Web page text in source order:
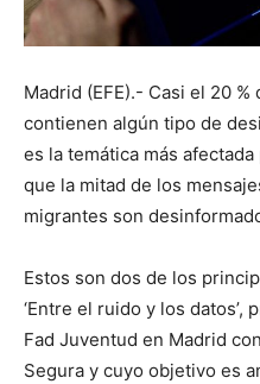
Madrid (EFE).- Casi el 20
contienen algún tipo de
es la temática más
que la mitad de los
migrantes son
Estos son dos de los
‘Entre el ruido y los
Fad Juventud en Madrid
Segura y cuyo objetivo es